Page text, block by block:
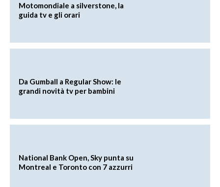
Motomondiale a silverstone, la
guida tv e gli orari
Da Gumball a Regular Show: le
grandi novità tv per bambini
National Bank Open, Sky punta su
Montreal e Toronto con 7 azzurri